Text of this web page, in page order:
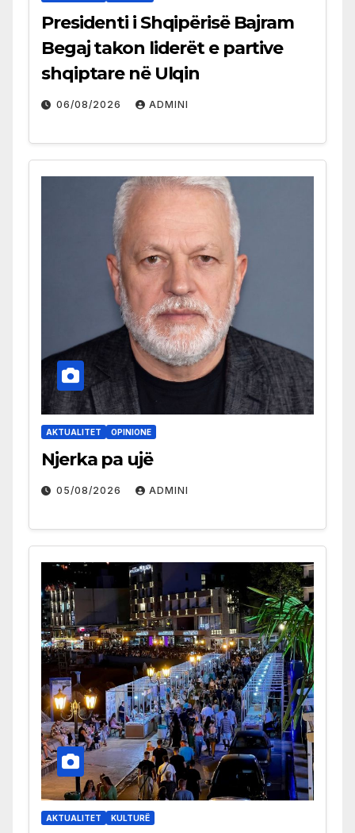
Presidenti i Shqipërisë Bajram
Begaj takon liderët e partive
shqiptare në Ulqin
06/08/2026 ADMINI
AKTUALITET OPINIONE
Njerka pa ujë
05/08/2026 ADMINI
AKTUALITET KULTURË